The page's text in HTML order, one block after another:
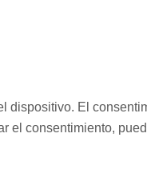
dispositivo. El
el consentimiento,